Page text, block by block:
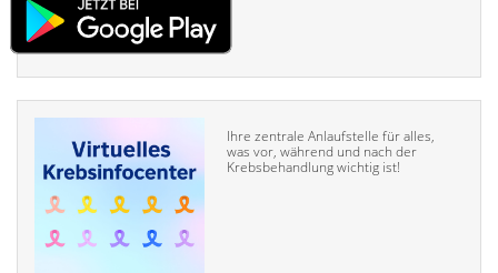
Ihre zentrale Anlaufstelle für alles,
was vor, während und nach der
Krebsbehandlung wichtig ist!